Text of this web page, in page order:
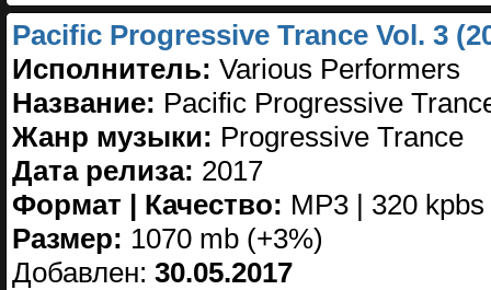
Pacific Progressive Trance Vol. 3
Исполнитель: Various Performers
Название: Pacific Progressive
Жанр музыки: Progressive Trance
Дата релиза: 2017
Формат | Качество: MP3 | 320 kpbs
Размер: 1070 mb (+3%)
Добавлен: 30.05.2017